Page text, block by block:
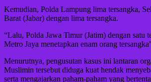
Kemudian, Polda Lampung lima tersangka,
Barat (Jabar) dengan lima tersangka.
“Lalu, Polda Jawa Timur (Jatim) dengan satu
Metro Jaya menetapkan enam orang
Menurutnya, pengusutan kasus ini lantaran
Muslimin tersebut diduga kuat hendak
serta mengajarkan paham-paham yang